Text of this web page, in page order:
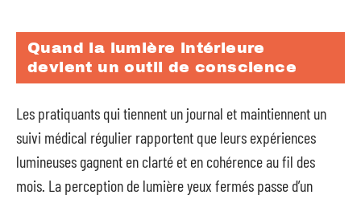
Quand la lumière intérieure
devient un outil de conscience
Les pratiquants qui tiennent un journal et maintiennent un
suivi médical régulier rapportent que leurs expériences
lumineuses gagnent en clarté et en cohérence au fil des
mois. La perception de lumière yeux fermés passe d’un